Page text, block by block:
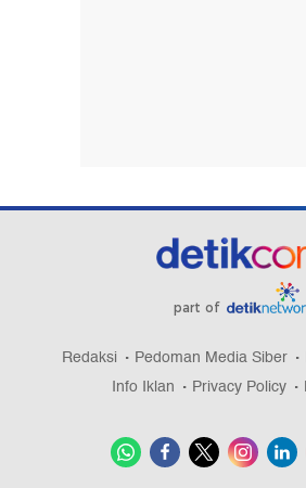
part of
Redaksi Pedoman Media Siber
Info Iklan
Privacy Policy